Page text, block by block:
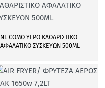
NL COMO ΥΓΡΟ ΚΑΘΑΡΙΣΤΙΚΟ
ΑΦΑΛΑΤΙΚΟ ΣΥΣΚΕΥΩΝ 500ML